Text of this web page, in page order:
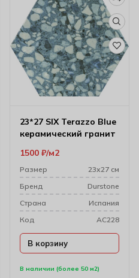
23*27 SIX Terazzo Blue
керамический гранит
В наличии (более 50 м2)
1500 ₽ м2
Размер
23х27 см
Бренд
Durstone
Cтрана
Испания
Код
AC228
В корзину